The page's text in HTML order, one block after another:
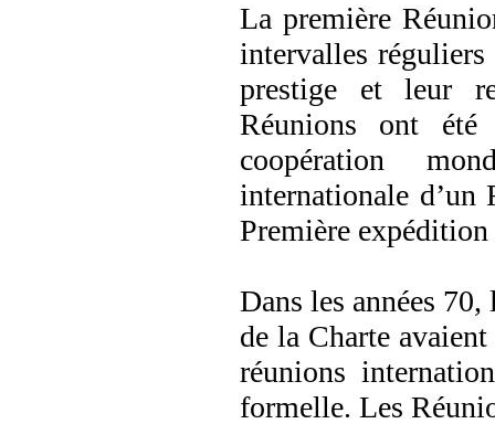
La première
intervalles
prestige et leur
Réunions ont
coopération
internationale d’un
Première
Dans les années
de la Charte avaient
réunions
formelle. Les